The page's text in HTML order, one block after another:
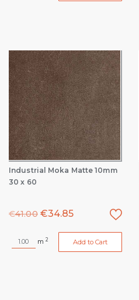
Industrial Moka Matte 10mm
30 x 60
€41.00 €34.85
m 2 Add to Cart